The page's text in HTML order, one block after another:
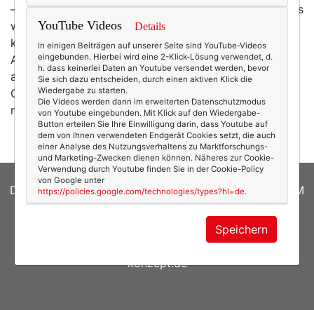
– und natürlich vor den Blicken anderer. Irgendwas, das
wir einfach nur anziehen, weil wir ja nicht nackt gehen
können … Nein, Kleidung ist viel mehr: Sie ist
Ausdruck unserer Persönlichkeit, sie ist eine Botschaft
an andere, sie ist sogar politisch. Und sie erzählt
Geschichte und Geschichten. Und genau deswegen
mag ich Vintage-Mode so… mehr
DATENSCHUTZERKLÄRUNG|COOKIES|IMPRESSUM
| Susanne Ackstaller
Sibylle Zimmermann, hz-
konzept.de
YouTube Videos Details
In einigen Beiträgen auf unserer Seite sind YouTube-Videos
eingebunden. Hierbei wird eine 2-Klick-Lösung verwendet, d.
h. dass keinerlei Daten an Youtube versendet werden, bevor
Sie sich dazu entscheiden, durch einen aktiven Klick die
Wiedergabe zu starten.
Die Videos werden dann im erweiterten Datenschutzmodus
von Youtube eingebunden. Mit Klick auf den Wiedergabe-
Button erteilen Sie Ihre Einwilligung darin, dass Youtube auf
dem von Ihnen verwendeten Endgerät Cookies setzt, die auch
einer Analyse des Nutzungsverhaltens zu Marktforschungs-
und Marketing-Zwecken dienen können. Näheres zur Cookie-
Verwendung durch Youtube finden Sie in der Cookie-Policy
von Google unter
https://policies.google.com/technologies/types?hl=de.
Speichern